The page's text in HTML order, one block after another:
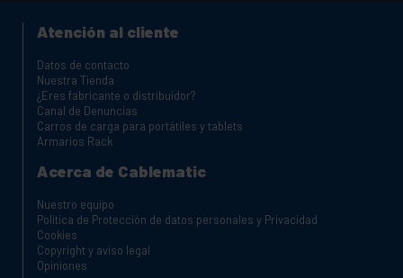
Atención al cliente
Datos de contacto
Nuestra Tienda
¿Eres fabricante o distribuidor?
Canal de Denuncias
Carros de carga para portátiles y tablets
Armarios Rack
Acerca de Cablematic
Nuestro equipo
Política de Protección de datos personales y Privacidad
Cookies
Copyright y aviso legal
Opiniones